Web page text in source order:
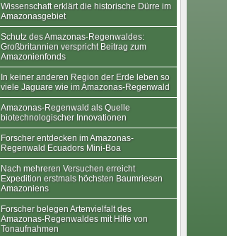
Wissenschaft erklärt die historische Dürre im
Amazonasgebiet
Schutz des Amazonas-Regenwaldes:
Großbritannien verspricht Beitrag zum
Amazonienfonds
In keiner anderen Region der Erde leben so
viele Jaguare wie im Amazonas-Regenwald
Amazonas-Regenwald als Quelle
biotechnologischer Innovationen
Forscher entdecken im Amazonas-
Regenwald Ecuadors Mini-Boa
Nach mehreren Versuchen erreicht
Expedition erstmals höchsten Baumriesen
Amazoniens
Forscher belegen Artenvielfalt des
Amazonas-Regenwaldes mit Hilfe von
Tonaufnahmen